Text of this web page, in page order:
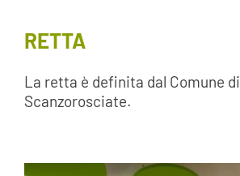
RETTA
La retta è definita dal Comune di
Scanzorosciate.